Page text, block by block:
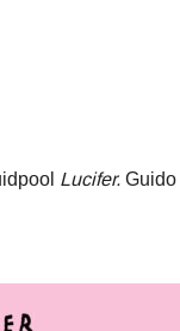
Lucifer. Guido